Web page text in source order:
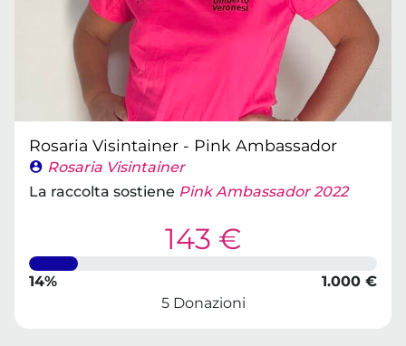
Rosaria Visintainer - Pink Ambassador
Rosaria Visintainer
La raccolta sostiene Pink Ambassador 2022
143 €
14%
1.000 €
5 Donazioni